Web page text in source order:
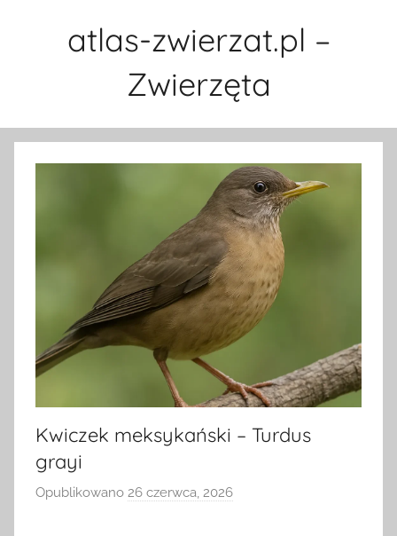
atlas-zwierzat.pl –
Zwierzęta
Kwiczek meksykański – Turdus
grayi
Opublikowano 26 czerwca, 2026